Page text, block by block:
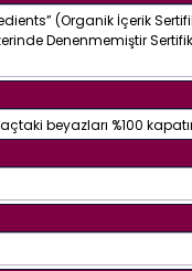
(Organik İçerik
Denenmemiştir
beyazları %100